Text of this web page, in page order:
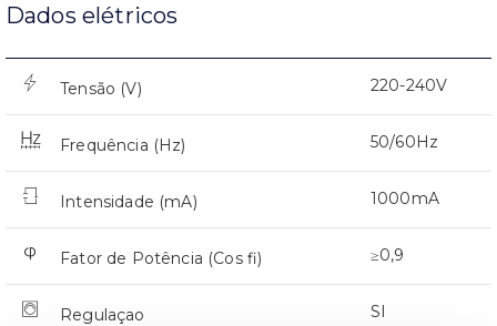
Dados elétricos
Tensão (V) 220-240V
Frequência (Hz) 50/60Hz
Intensidade (mA) 1000mA
Fator de Potência (Cos fi) ≥0,9
Regulaçao SI